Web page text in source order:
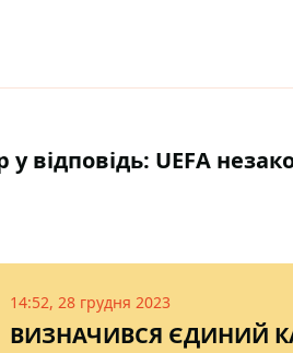
у відповідь: UEFA
14:52, 28 грудня 2023
ВИЗНАЧИВСЯ ЄДИНИЙ